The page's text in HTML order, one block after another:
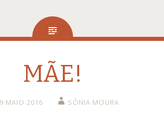
MÃE!
9 MAIO 2016 SÔNIA MOURA